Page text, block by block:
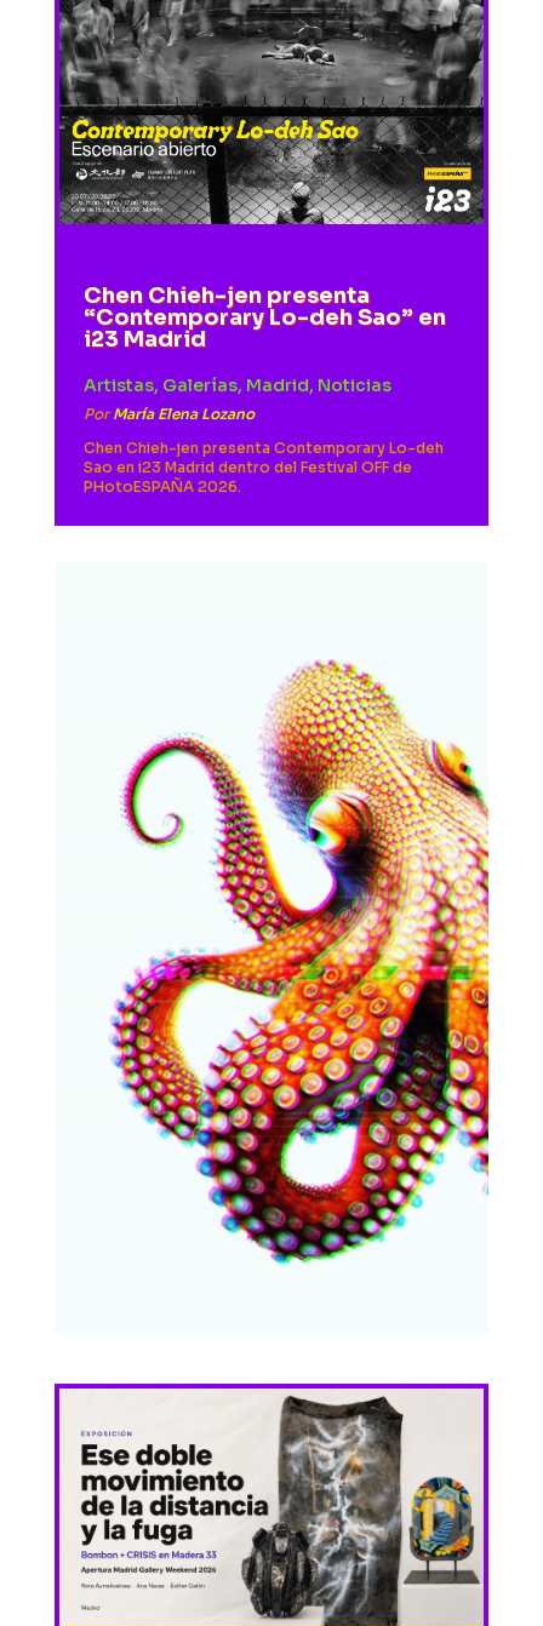
Chen Chieh-jen presenta
“Contemporary Lo-deh Sao” en
i23 Madrid
Artistas, Galerías, Madrid, Noticias
PorMaría Elena Lozano
Chen Chieh-jen presenta Contemporary Lo-deh
Sao en i23 Madrid dentro del Festival OFF de
PHotoESPAÑA 2026.